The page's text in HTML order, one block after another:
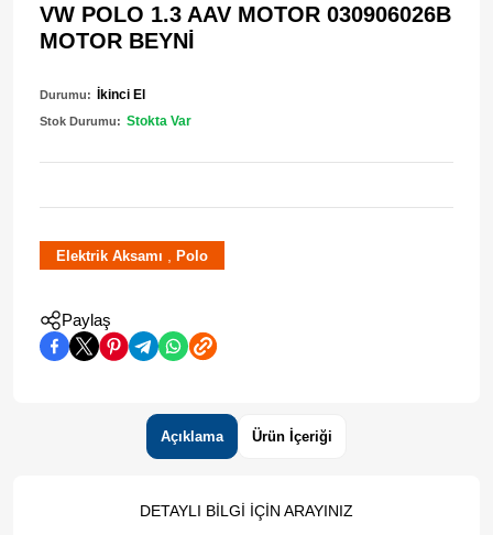
VW POLO 1.3 AAV MOTOR 030906026B
MOTOR BEYNİ
Durumu: İkinci El
Stok Durumu: Stokta Var
Elektrik Aksamı Polo
Paylaş
Açıklama Ürün İçeriği
DETAYLI BİLGİ İÇİN ARAYINIZ